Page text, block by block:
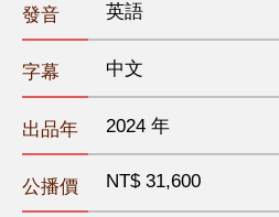
發音 英語
字幕 中文
出品年 2024 年
公播價 NT$ 31,600